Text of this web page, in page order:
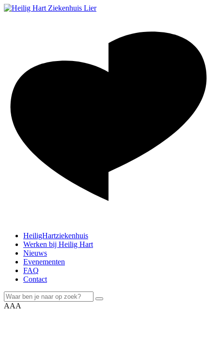
HeiligHartziekenhuis
Werken bij Heilig Hart
Nieuws
Evenementen
FAQ
Contact
AAA